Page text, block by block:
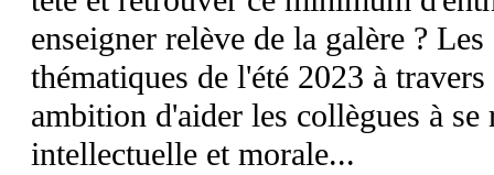
enseigner relève de la galère ? Les
thématiques de l'été 2023 à travers
ambition d'aider les collègues à se
intellectuelle et morale...